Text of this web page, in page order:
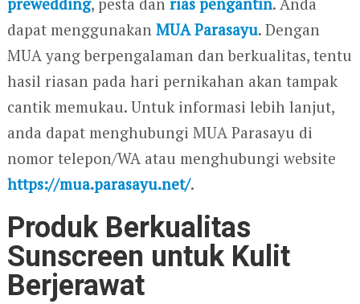
dapat menggunakan MUA Parasayu. Dengan
MUA yang berpengalaman dan berkualitas, tentu
hasil riasan pada hari pernikahan akan tampak
cantik memukau. Untuk informasi lebih lanjut,
anda dapat menghubungi MUA Parasayu di
nomor telepon/WA atau menghubungi website
https://mua.parasayu.net/.
Produk Berkualitas
Sunscreen untuk Kulit
Berjerawat